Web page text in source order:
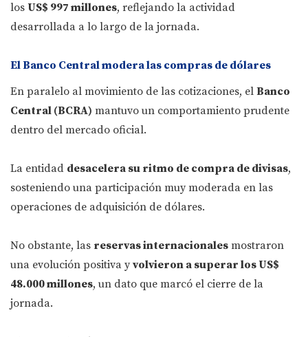
los US$ 997 millones, reflejando la actividad
desarrollada a lo largo de la jornada.
El Banco Central modera las compras de dólares
En paralelo al movimiento de las cotizaciones, el Banco
Central (BCRA) mantuvo un comportamiento prudente
dentro del mercado oficial.
La entidad desacelera su ritmo de compra de divisas,
sosteniendo una participación muy moderada en las
operaciones de adquisición de dólares.
No obstante, las reservas internacionales mostraron
una evolución positiva yvolvieron a superar los US$
48.000 millones, un dato que marcó el cierre de la
jornada.